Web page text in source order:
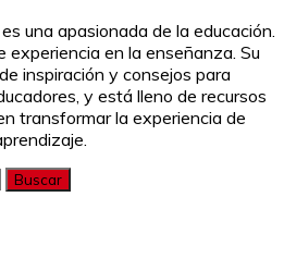
una apasionada de la educación.
experiencia en la enseñanza. Su
inspiración y consejos para
y está lleno de recursos
transformar la experiencia de